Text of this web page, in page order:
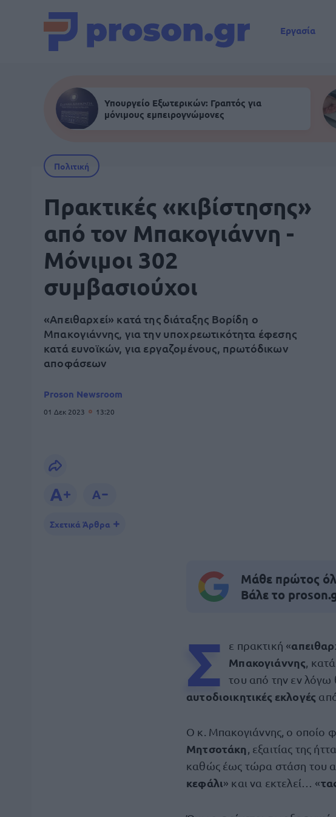
Εργασία
Υπουργείο Εξωτερικών: Γραπτός για
μόνιμους εμπειρογνώμονες
Πολιτική
Πρακτικές «κιβίστησης»
από τον Μπακογιάννη -
Μόνιμοι 302
συμβασιούχοι
«Απειθαρχεί» κατά της διάταξης Βορίδη ο
Μπακογιάννης, για την υποχρεωτικότητα έφεσης
κατά ευνοϊκών, για εργαζομένους, πρωτόδικων
αποφάσεων
Proson Newsroom
01 Δεκ 2023 13:20
Σχετικά Άρθρα
Μάθε πρώτος
Βάλε το
Σ ε πρακτική «
Μπακογιάννης , κατά
του από την εν λόγω
αυτοδιοικητικές εκλογές
Ο κ. Μπακογιάννης, ο οποίο
Μητσοτάκη , εξαιτίας της
καθώς έως τώρα στάση του
κεφάλι» και να εκτελεί… «